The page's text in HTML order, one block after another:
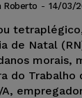
Roberto - 14/03/
de Natal
danos
do
A,